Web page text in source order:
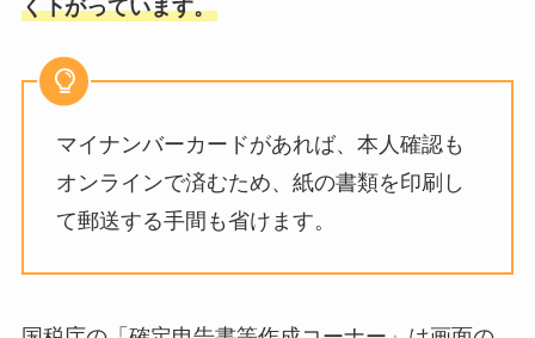
く下がっています。
マイナンバーカードがあれば、本人確認も
オンラインで済むため、紙の書類を印刷し
て郵送する手間も省けます。